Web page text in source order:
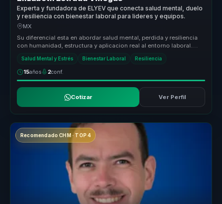
Experta y fundadora de ELYEV que conecta salud mental, duelo
y resiliencia con bienestar laboral para lideres y equipos.
MX
Su diferencial esta en abordar salud mental, perdida y resiliencia
con humanidad, estructura y aplicacion real al entorno laboral.
Salud Mental y Estrés Bienestar Laboral Resiliencia
15años 2conf.
Cotizar Ver Perfil
Recomendado CHM · TOP 4